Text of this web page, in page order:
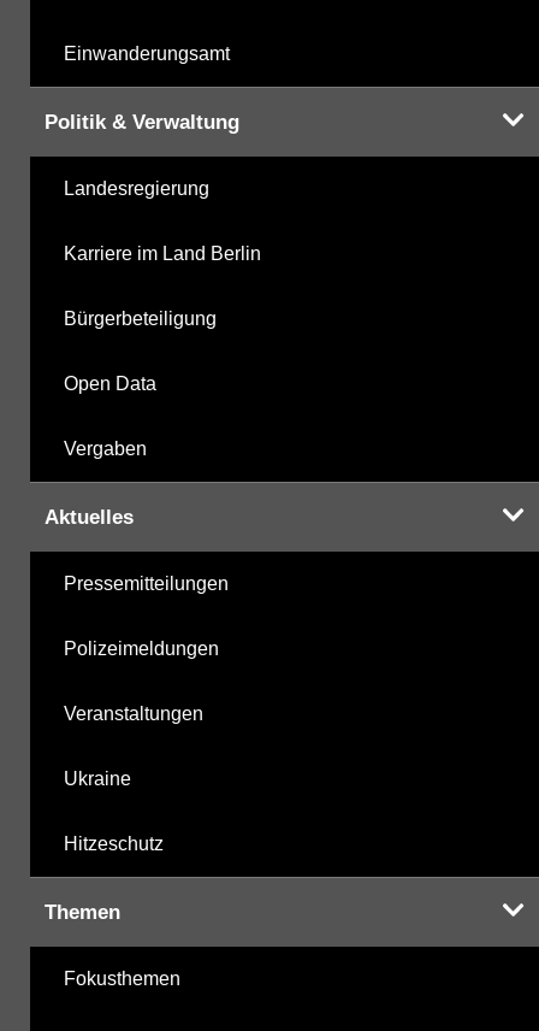
Einwanderungsamt
Politik & Verwaltung
Landesregierung
Karriere im Land Berlin
Bürgerbeteiligung
Open Data
Vergaben
Aktuelles
Pressemitteilungen
Polizeimeldungen
Veranstaltungen
Ukraine
Hitzeschutz
Themen
Fokusthemen